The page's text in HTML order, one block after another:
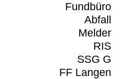
Fundbüro
Abfall
Melder
RIS
SSG G
FF Langen